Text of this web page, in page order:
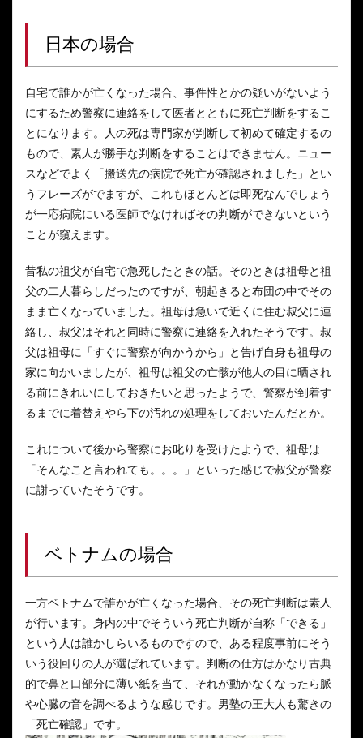
日本の場合
自宅で誰かが亡くなった場合、事件性とかの疑いがないよう
にするため警察に連絡をして医者とともに死亡判断をするこ
とになります。人の死は専門家が判断して初めて確定するの
もので、素人が勝手な判断をすることはできません。ニュー
スなどでよく「搬送先の病院で死亡が確認されました」とい
うフレーズがでますが、これもほとんどは即死なんでしょう
が一応病院にいる医師でなければその判断ができないという
ことが窺えます。
昔私の祖父が自宅で急死したときの話。そのときは祖母と祖
父の二人暮らしだったのですが、朝起きると布団の中でその
まま亡くなっていました。祖母は急いで近くに住む叔父に連
絡し、叔父はそれと同時に警察に連絡を入れたそうです。叔
父は祖母に「すぐに警察が向かうから」と告げ自身も祖母の
家に向かいましたが、祖母は祖父の亡骸が他人の目に晒され
る前にきれいにしておきたいと思ったようで、警察が到着す
るまでに着替えやら下の汚れの処理をしておいたんだとか。
これについて後から警察にお叱りを受けたようで、祖母は
「そんなこと言われても。。。」といった感じで叔父が警察
に謝っていたそうです。
ベトナムの場合
一方ベトナムで誰かが亡くなった場合、その死亡判断は素人
が行います。身内の中でそういう死亡判断が自称「できる」
という人は誰かしらいるものですので、ある程度事前にそう
いう役回りの人が選ばれています。判断の仕方はかなり古典
的で鼻と口部分に薄い紙を当て、それが動かなくなったら脈
や心臓の音を調べるような感じです。男塾の王大人も驚きの
「死亡確認」です。